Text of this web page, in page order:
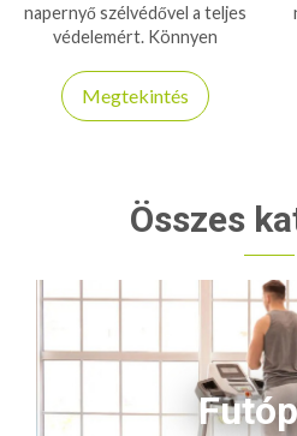
napernyő szélvédővel a teljes
védelemért. Könnyen
és szélálló kialakítás.
Megtekintés
Összes